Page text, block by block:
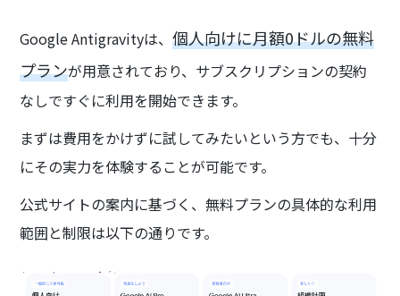
Google Antigravityは、個人向けに月額0ドルの無料
プランが用意されており、サブスクリプションの契約
なしですぐに利用を開始できます。
まずは費用をかけずに試してみたいという方でも、十分
にその実力を体験することが可能です。
公式サイトの案内に基づく、無料プランの具体的な利用
範囲と制限は以下の通りです。